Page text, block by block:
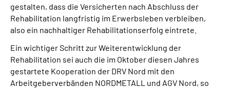
gestalten, dass die Versicherten nach Abschluss der
Rehabilitation langfristig im Erwerbsleben verbleiben,
also ein nachhaltiger Rehabilitationserfolg eintrete.
Ein wichtiger Schritt zur Weiterentwicklung der
Rehabilitation sei auch die im Oktober diesen Jahres
gestartete Kooperation der DRV Nord mit den
Arbeitgeberverbänden NORDMETALL und AGV Nord, so